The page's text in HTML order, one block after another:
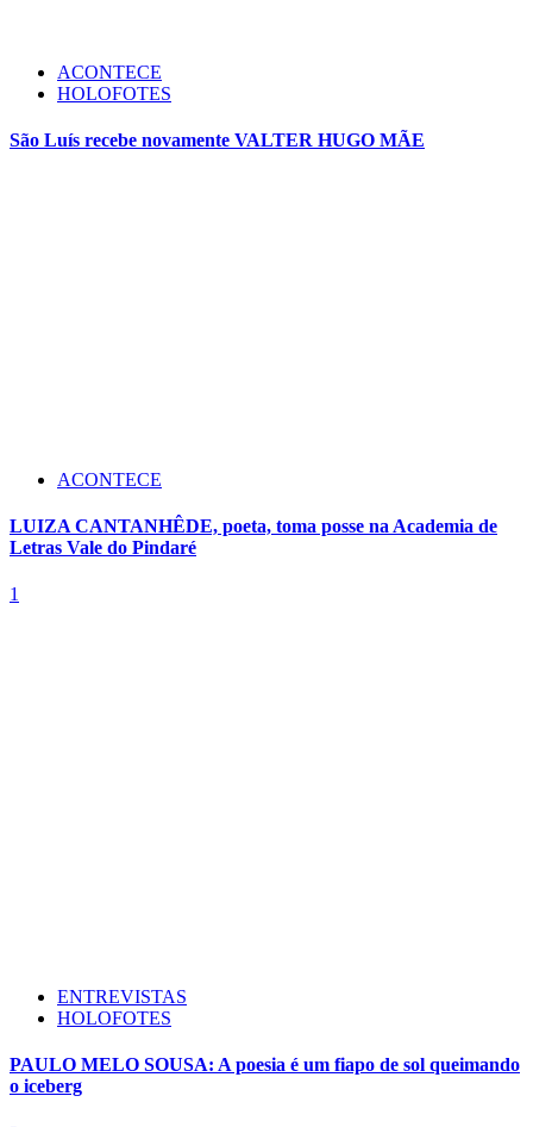
ACONTECE
HOLOFOTES
São Luís recebe novamente VALTER HUGO MÃE
ACONTECE
LUIZA CANTANHÊDE, poeta, toma posse na Academia de
Letras Vale do Pindaré
1
ENTREVISTAS
HOLOFOTES
PAULO MELO SOUSA: A poesia é um fiapo de sol queimando
o iceberg